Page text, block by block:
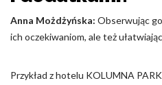
Anna Możdżyńska: Obserwując
ich oczekiwaniom, ale też
Przykład z hotelu KOLUMNA